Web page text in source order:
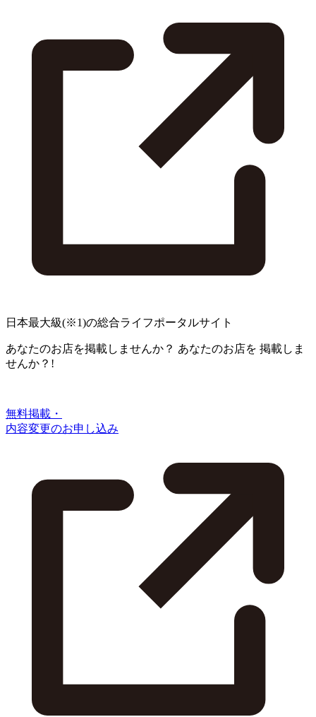
日本最大級(※1)の総合ライフポータルサイト
あなたのお店を掲載しませんか？ あなたのお店を 掲載しま
せんか？!
無料掲載・
内容変更のお申し込み